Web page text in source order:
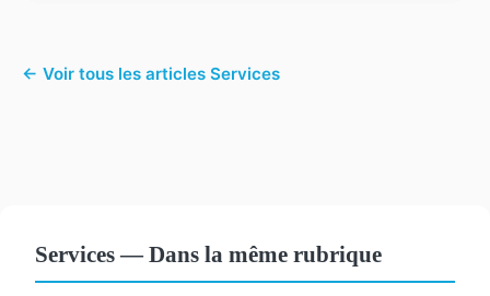
← Voir tous les articles Services
Services — Dans la même rubrique